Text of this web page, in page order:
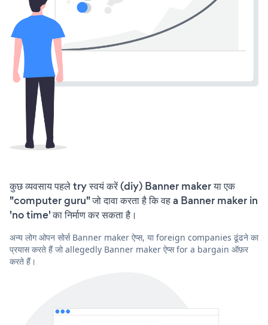
कुछ व्यवसाय पहले try स्वयं करें (diy) Banner maker या एक
"computer guru" जो दावा करता है कि वह a Banner maker in
'no time' का निर्माण कर सकता है।
अन्य लोग ओपन सोर्स Banner maker ऐप्स, या foreign companies ढूंढने का
प्रयास करते हैं जो allegedly Banner maker ऐप्स for a bargain ऑफ़र
करते हैं।